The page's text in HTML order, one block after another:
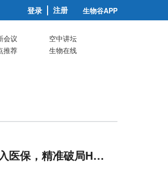
登录 注册 生物谷APP
会议
空中讲坛
推荐
生物在线
保，精准破局HR+/